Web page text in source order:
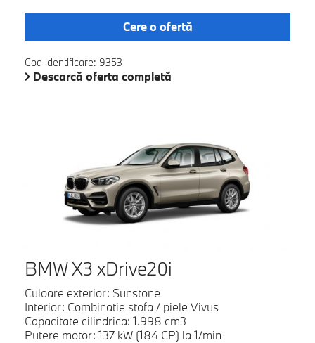
Cere o ofertă
Cod identificare: 9353
Descarcă oferta completă
BMW X3 xDrive20i
Culoare exterior: Sunstone
Interior: Combinatie stofa / piele Vivus
Capacitate cilindrica: 1.998 cm3
Putere motor: 137 kW (184 CP) la 1/min